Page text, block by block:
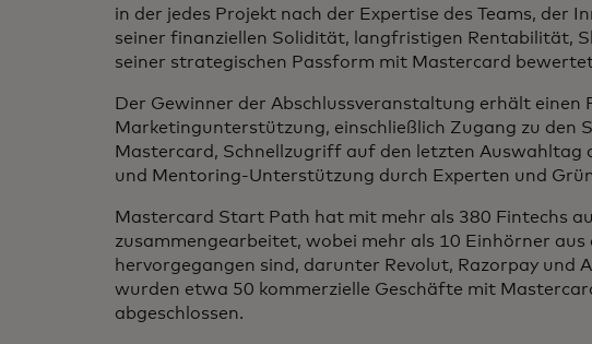
in der jedes Projekt nach der Expertise des Teams, der
seiner finanziellen Solidität, langfristigen Rentabilität,
seiner strategischen Passform mit Mastercard
Der Gewinner der Abschlussveranstaltung erhält einen
Marketingunterstützung, einschließlich Zugang zu den
Mastercard, Schnellzugriff auf den letzten Auswahltag
und Mentoring-Unterstützung durch Experten und
Mastercard Start Path hat mit mehr als 380 Fintechs
zusammengearbeitet, wobei mehr als 10 Einhörner aus
hervorgegangen sind, darunter Revolut, Razorpay und
wurden etwa 50 kommerzielle Geschäfte mit
abgeschlossen.